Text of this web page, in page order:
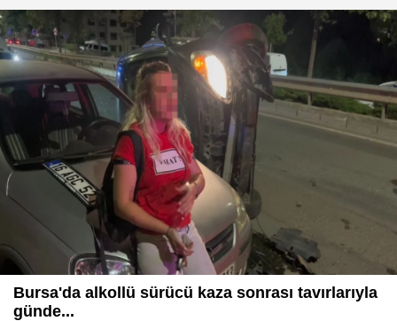
Bursa'da alkollü sürücü kaza sonrası tavırlarıyla
günde...